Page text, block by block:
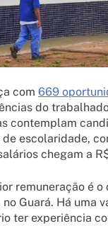
com 669
do
contemplam
escolaridade,
chegam a
remuneração é o
Guará. Há uma
ter experiência